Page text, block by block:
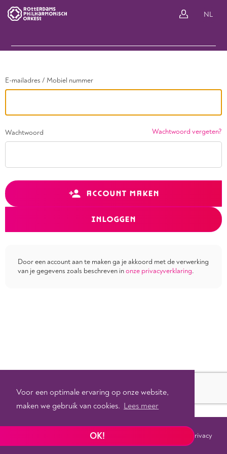
Voor een optimale ervaring op onze website,
maken we gebruik van cookies. Lees meer
OK!
NL
E-mailadres / Mobiel nummer
Wachtwoord Wachtwoord vergeten?
ACCOUNT MAKEN
INLOGGEN
Door een account aan te maken ga je akkoord met de verwerking
van je gegevens zoals beschreven inonze privacyverklaring.
Tixly Privacy